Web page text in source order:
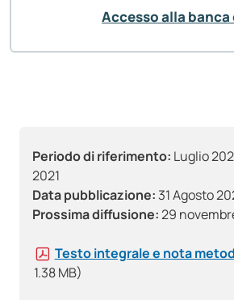
Periodo di riferimento: Luglio
2021
Data pubblicazione: 31 Agosto
Prossima diffusione:29
Testo integrale e nota
1.38 MB)
Accesso alla